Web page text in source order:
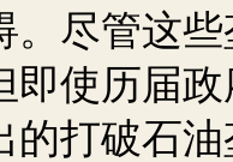
。尽管这
即使历届
的打破石